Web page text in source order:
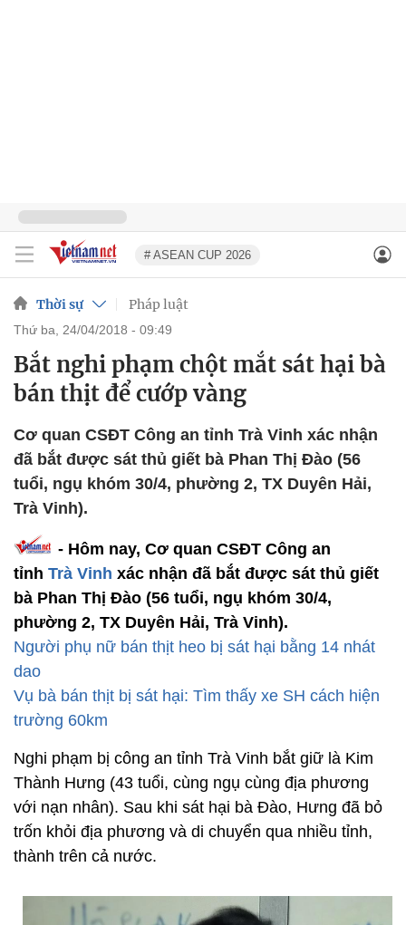
# ASEAN CUP 2026
Thời sự Pháp luật
thứ ba, 24/04/2018 - 09:49
Bắt nghi phạm chột mắt sát hại bà
bán thịt để cướp vàng
Cơ quan CSĐT Công an tỉnh Trà Vinh xác nhận
đã bắt được sát thủ giết bà Phan Thị Đào (56
tuổi, ngụ khóm 30/4, phường 2, TX Duyên Hải,
Trà Vinh).
- Hôm nay, Cơ quan CSĐT Công an
tỉnh Trà Vinh xác nhận đã bắt được sát thủ giết
bà Phan Thị Đào (56 tuổi, ngụ khóm 30/4,
phường 2, TX Duyên Hải, Trà Vinh).
Người phụ nữ bán thịt heo bị sát hại bằng 14 nhát
dao
Vụ bà bán thịt bị sát hại: Tìm thấy xe SH cách hiện
trường 60km
Nghi phạm bị công an tỉnh Trà Vinh bắt giữ là Kim
Thành Hưng (43 tuổi, cùng ngụ cùng địa phương
với nạn nhân). Sau khi sát hại bà Đào, Hưng đã bỏ
trốn khỏi địa phương và di chuyển qua nhiều tỉnh,
thành trên cả nước.